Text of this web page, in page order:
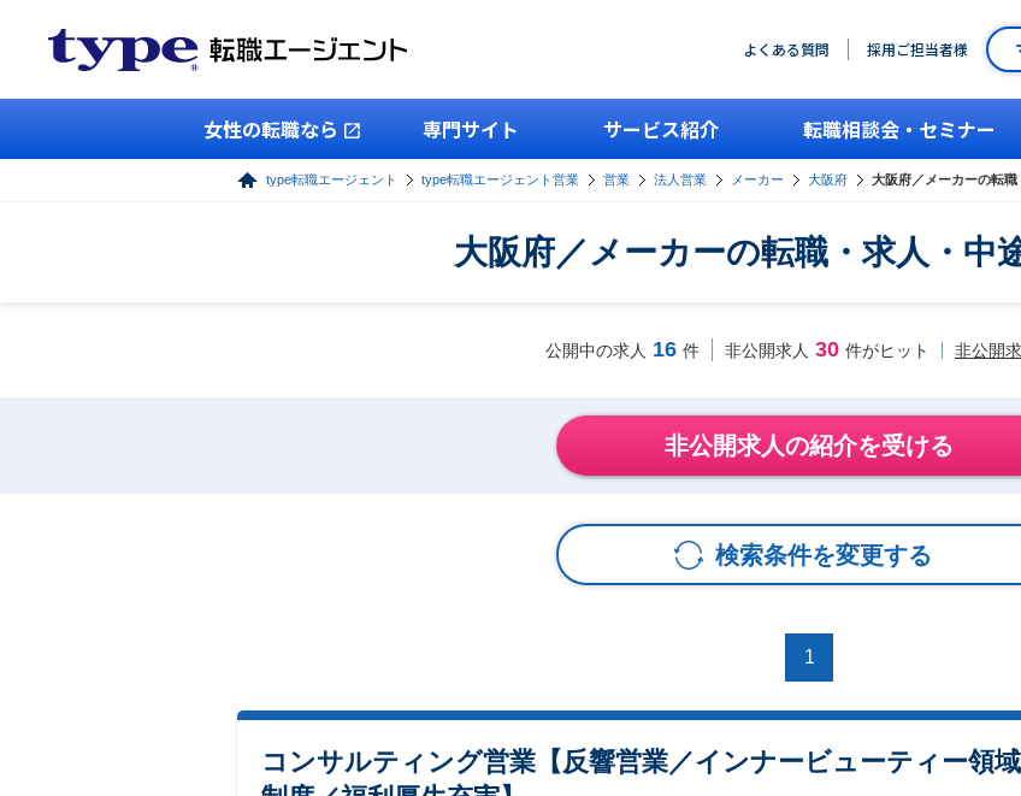
よくある質問 採用ご担当者様
女性の転職なら 専門サイト サービス紹介 転職相談会・セミナー
type転職エージェント type転職エージェント営業 営業 法人営業 メーカー 大阪府 大阪府／メーカーの転
大阪府／メーカーの転職・求人・中
公開中の求人 16 件 非公開求人 30 件がヒット 非公開
非公開求人の紹介を受ける
検索条件を変更する
1
コンサルティング営業【反響営業／インナービューティー領